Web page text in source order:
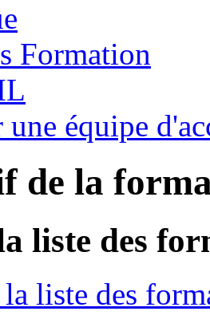
Formation
une équipe
de la
liste des
liste des